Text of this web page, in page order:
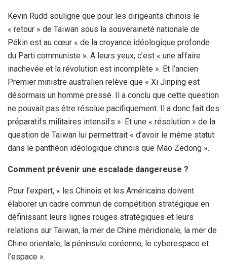
Kevin Rudd souligne que pour les dirigeants chinois le
« retour » de Taïwan sous la souveraineté nationale de
Pékin est au cœur « de la croyance idéologique profonde
du Parti communiste ». A leurs yeux, c’est « une affaire
inachevée et la révolution est incomplète ». Et l’ancien
Premier ministre australien relève que « Xi Jinping est
désormais un homme pressé. Il a conclu que cette question
ne pouvait pas être résolue pacifiquement. Il a donc fait des
préparatifs militaires intensifs ». Et une « résolution » de la
question de Taïwan lui permettrait « d’avoir le même statut
dans le panthéon idéologique chinois que Mao Zedong ».
Comment prévenir une escalade dangereuse ?
Pour l’expert, « les Chinois et les Américains doivent
élaborer un cadre commun de compétition stratégique en
définissant leurs lignes rouges stratégiques et leurs
relations sur Taïwan, la mer de Chine méridionale, la mer de
Chine orientale, la péninsule coréenne, le cyberespace et
l’espace ».